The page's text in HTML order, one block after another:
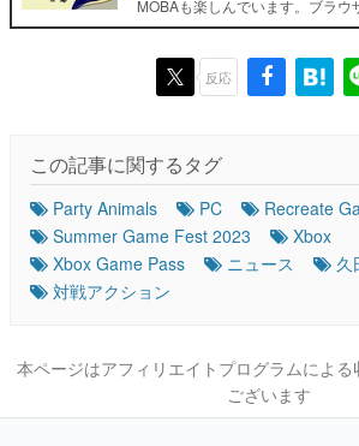
MOBAも楽しんでいます。ブラウ
反応
この記事に関するタグ
Party Animals PC Recreate
Summer Game Fest 2023
Xbox
Xbox Game Pass
ニュース
久
対戦アクション
本ページはアフィリエイトプログラムによ
ございます